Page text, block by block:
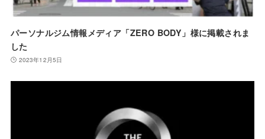
パーソナルジム情報メディア「ZERO BODY」様に掲載されま
した
2023年12月5日